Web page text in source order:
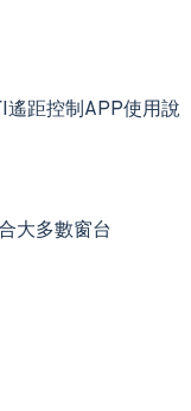
遙距控制APP使用說
大多數窗台